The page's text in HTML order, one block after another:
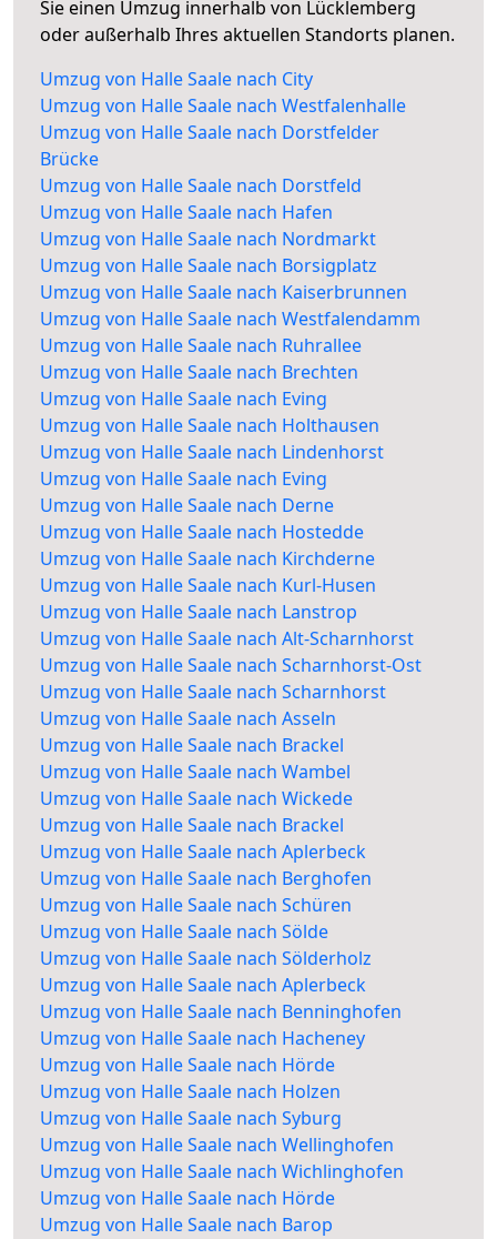
Sie einen Umzug innerhalb von Lücklemberg
oder außerhalb Ihres aktuellen Standorts planen.
Umzug von Halle Saale nach City
Umzug von Halle Saale nach Westfalenhalle
Umzug von Halle Saale nach Dorstfelder
Brücke
Umzug von Halle Saale nach Dorstfeld
Umzug von Halle Saale nach Hafen
Umzug von Halle Saale nach Nordmarkt
Umzug von Halle Saale nach Borsigplatz
Umzug von Halle Saale nach Kaiserbrunnen
Umzug von Halle Saale nach Westfalendamm
Umzug von Halle Saale nach Ruhrallee
Umzug von Halle Saale nach Brechten
Umzug von Halle Saale nach Eving
Umzug von Halle Saale nach Holthausen
Umzug von Halle Saale nach Lindenhorst
Umzug von Halle Saale nach Eving
Umzug von Halle Saale nach Derne
Umzug von Halle Saale nach Hostedde
Umzug von Halle Saale nach Kirchderne
Umzug von Halle Saale nach Kurl-Husen
Umzug von Halle Saale nach Lanstrop
Umzug von Halle Saale nach Alt-Scharnhorst
Umzug von Halle Saale nach Scharnhorst-Ost
Umzug von Halle Saale nach Scharnhorst
Umzug von Halle Saale nach Asseln
Umzug von Halle Saale nach Brackel
Umzug von Halle Saale nach Wambel
Umzug von Halle Saale nach Wickede
Umzug von Halle Saale nach Brackel
Umzug von Halle Saale nach Aplerbeck
Umzug von Halle Saale nach Berghofen
Umzug von Halle Saale nach Schüren
Umzug von Halle Saale nach Sölde
Umzug von Halle Saale nach Sölderholz
Umzug von Halle Saale nach Aplerbeck
Umzug von Halle Saale nach Benninghofen
Umzug von Halle Saale nach Hacheney
Umzug von Halle Saale nach Hörde
Umzug von Halle Saale nach Holzen
Umzug von Halle Saale nach Syburg
Umzug von Halle Saale nach Wellinghofen
Umzug von Halle Saale nach Wichlinghofen
Umzug von Halle Saale nach Hörde
Umzug von Halle Saale nach Barop